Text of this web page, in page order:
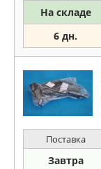
JP GROUP
KIA
LUZAR
MERCEDES
METACO
METALCAUCHO
OPEL
На складе
6 дн.
Поставка
Завтра